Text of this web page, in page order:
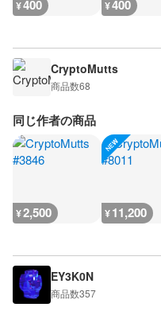
¥400 ¥400
CryptoMutts
商品数68
同じ作者の商品
¥2,500 ¥11,200
EY3K0N
商品数357